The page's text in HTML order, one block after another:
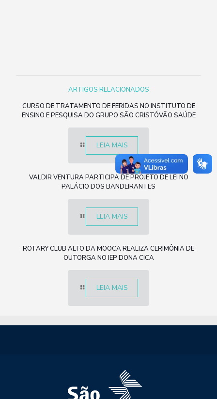
ARTIGOS RELACIONADOS
CURSO DE TRATAMENTO DE FERIDAS NO INSTITUTO DE
ENSINO E PESQUISA DO GRUPO SÃO CRISTÓVÃO SAÚDE
LEIA MAIS
VALDIR VENTURA PARTICIPA DE PROJETO DE LEI NO
PALÁCIO DOS BANDEIRANTES
LEIA MAIS
ROTARY CLUB ALTO DA MOOCA REALIZA CERIMÔNIA DE
OUTORGA NO IEP DONA CICA
LEIA MAIS